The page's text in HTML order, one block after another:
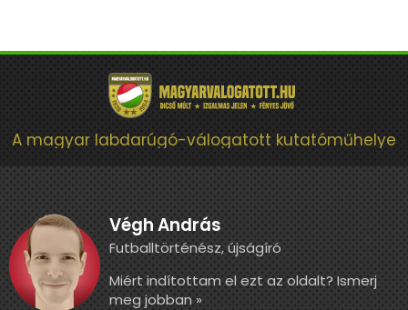
A magyar labdarúgó-válogatott kutatóműhelye
Végh András
Futballtörténész, újságíró
Miért indítottam el ezt az oldalt? Ismerj
meg jobban »